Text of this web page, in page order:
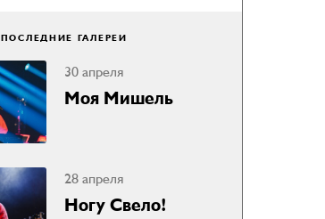
ПОСЛЕДНИЕ ГАЛЕРЕИ
30 апреля
Моя Мишель
28 апреля
Ногу Свело!